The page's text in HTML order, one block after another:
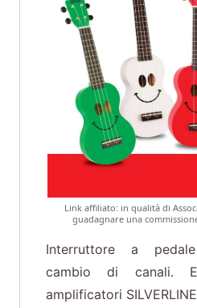
Link affiliato: in qualità di
guadagnare una
Interruttore a
cambio di canali.
amplificatori